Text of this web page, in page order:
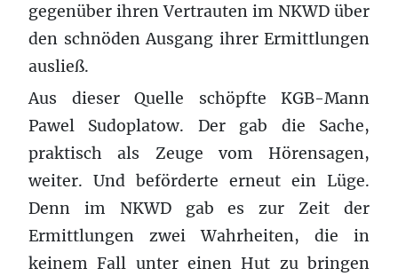
gegenüber ihren Vertrauten im NKWD über
den schnöden Ausgang ihrer Ermittlungen
ausließ.
Aus dieser Quelle schöpfte KGB-Mann
Pawel Sudoplatow. Der gab die Sache,
praktisch als Zeuge vom Hörensagen,
weiter. Und beförderte erneut ein Lüge.
Denn im NKWD gab es zur Zeit der
Ermittlungen zwei Wahrheiten, die in
keinem Fall unter einen Hut zu bringen